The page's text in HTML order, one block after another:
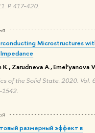
P. 417-420.
Microstructures
K., Zarudneva A., Emel’yanova
of the Solid State. 2020. Vol.
размерный эффект в